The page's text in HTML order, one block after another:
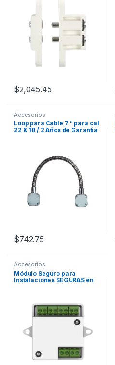
$2,045.45
Accesorios
Loop para Cable 7 ” para cal
22 & 18 / 2 Años de Garantia
$742.75
Accesorios
Módulo Seguro para
Instalaciones SEGURAS en
Moe / Conexión RS-485 /
Soporta Botón de Salida y